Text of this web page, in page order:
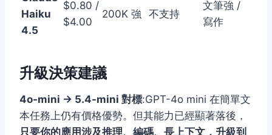
Haiku
4.5
$0.80 /
$4.00
200K 強 不支持
文筆強 /
寫作
升級決策建議
4o-mini → 5.4-mini 對標:GPT-4o mini 在簡單文
本任務上仍有價格優勢。但其能力已經顯著落後，
只要你的應用涉及推理、編碼、長上下文，升級到